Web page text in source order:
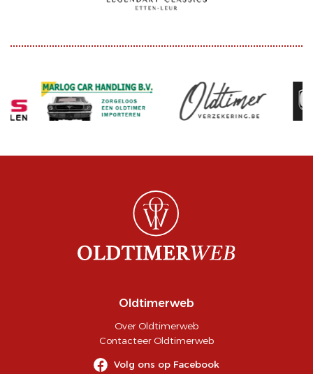
Oldtimerweb
Over Oldtimerweb
Contacteer Oldtimerweb
Volg ons op Facebook